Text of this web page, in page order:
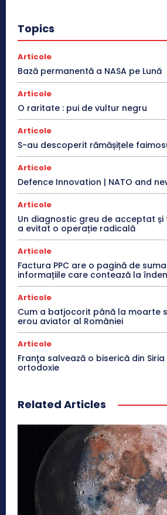
Topics
Articole
Bază permanentă a NASA pe Lună
Articole
O raritate : pui de vultur negru
Articole
S-au descoperit rămășițele
Articole
Defence Innovation | NATO and
Articole
Un diagnostic greu de acceptat
a evitat o operație radicală
Articole
Factura PPC are o pagină de
informațiile care contează la
Articole
Cum a batjocorit până la moarte
erou aviator al României
Articole
Franţa salvează o biserică din
ortodoxie
Related Articles